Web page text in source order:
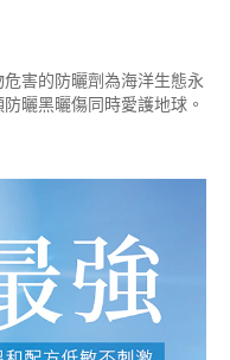
害的防曬劑為海洋生態永
曬黑曬傷同時愛護地球。